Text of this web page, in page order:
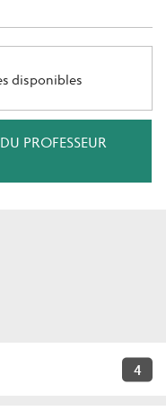
disponibles
PROFESSEUR
4